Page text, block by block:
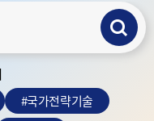
검
색
#국가전략기술